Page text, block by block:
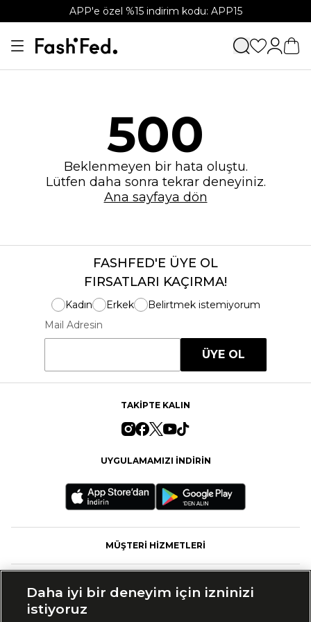
APP'e özel %15 indirim kodu: APP15
500
Beklenmeyen bir hata oluştu.
Lütfen daha sonra tekrar deneyiniz.
Ana sayfaya dön
FASHFED'E ÜYE OL
FIRSATLARI KAÇIRMA!
Kadın Erkek
Belirtmek istemiyorum
Mail Adresin
ÜYE OL
TAKİPTE KALIN
UYGULAMAMIZI İNDİRİN
MÜŞTERİ HİZMETLERİ
Daha iyi bir deneyim için izninizi
istiyoruz